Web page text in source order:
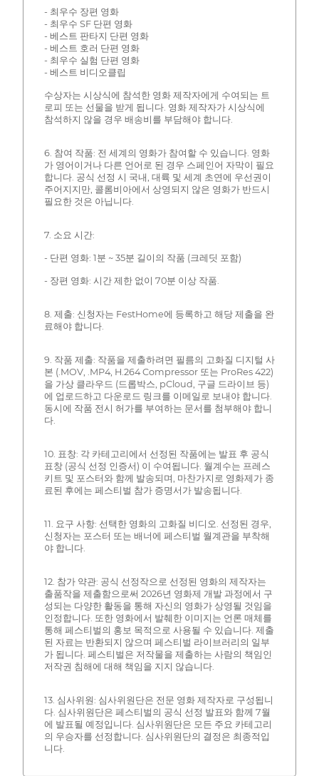
- 최우수 장편 영화
- 최우수 SF 단편 영화
- 베스트 판타지 단편 영화
- 베스트 호러 단편 영화
- 최우수 실험 단편 영화
- 베스트 비디오클립
수상자는 시상식에 참석한 영화 제작자에게 수여되는 트
로피 또는 선물을 받게 됩니다. 영화 제작자가 시상식에
참석하지 않을 경우 배송비를 부담해야 합니다.
6. 참여 작품: 전 세계의 영화가 참여할 수 있습니다. 영화
가 영어이거나 다른 언어로 된 경우 스페인어 자막이 필요
합니다. 공식 선정 시 국내, 대륙 및 세계 초연에 우선권이
주어지지만, 콜롬비아에서 상영되지 않은 영화가 반드시
필요한 것은 아닙니다.
7. 소요 시간:
- 단편 영화: 1분 ~ 35분 길이의 작품 (크레딧 포함)
- 장편 영화: 시간 제한 없이 70분 이상 작품.
8. 제출: 신청자는 FestHome에 등록하고 해당 제출을 완
료해야 합니다.
9. 작품 제출: 작품을 제출하려면 필름의 고화질 디지털 사
본 (.MOV, .MP4, H.264 Compressor 또는 ProRes 422)
을 가상 클라우드 (드롭박스, pCloud, 구글 드라이브 등)
에 업로드하고 다운로드 링크를 이메일로 보내야 합니다.
동시에 작품 전시 허가를 부여하는 문서를 첨부해야 합니
다.
10. 표창: 각 카테고리에서 선정된 작품에는 발표 후 공식
표창 (공식 선정 인증서) 이 수여됩니다. 월계수는 프레스
키트 및 포스터와 함께 발송되며, 마찬가지로 영화제가 종
료된 후에는 페스티벌 참가 증명서가 발송됩니다.
11. 요구 사항: 선택한 영화의 고화질 비디오. 선정된 경우,
신청자는 포스터 또는 배너에 페스티벌 월계관을 부착해
야 합니다.
12. 참가 약관: 공식 선정작으로 선정된 영화의 제작자는
출품작을 제출함으로써 2026년 영화제 개발 과정에서 구
성되는 다양한 활동을 통해 자신의 영화가 상영될 것임을
인정합니다. 또한 영화에서 발췌한 이미지는 언론 매체를
통해 페스티벌의 홍보 목적으로 사용될 수 있습니다. 제출
된 자료는 반환되지 않으며 페스티벌 라이브러리의 일부
가 됩니다. 페스티벌은 저작물을 제출하는 사람의 책임인
저작권 침해에 대해 책임을 지지 않습니다.
13. 심사위원: 심사위원단은 전문 영화 제작자로 구성됩니
다. 심사위원단은 페스티벌의 공식 선정 발표와 함께 7월
에 발표될 예정입니다. 심사위원단은 모든 주요 카테고리
의 우승자를 선정합니다. 심사위원단의 결정은 최종적입
니다.